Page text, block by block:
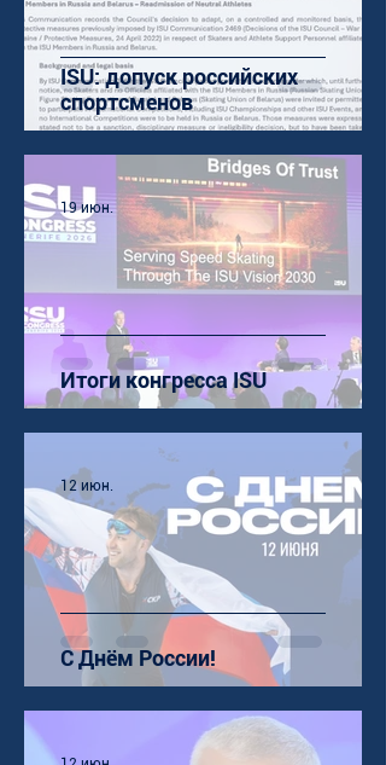
ISU: допуск российских
спортсменов
Итоги конгресса ISU
19 июн.
С Днём России!
12 июн.